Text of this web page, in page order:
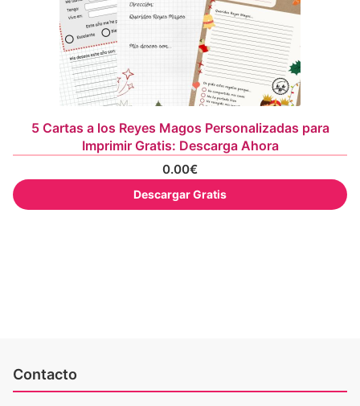
5 Cartas a los Reyes Magos Personalizadas para
Imprimir Gratis: Descarga Ahora
0.00€
Descargar Gratis
Contacto